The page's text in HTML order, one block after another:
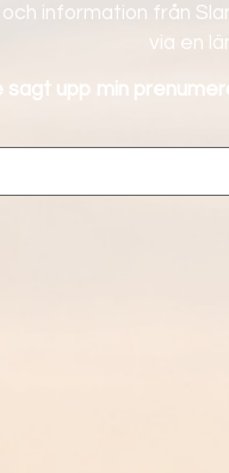
information från
via en
sagt upp min